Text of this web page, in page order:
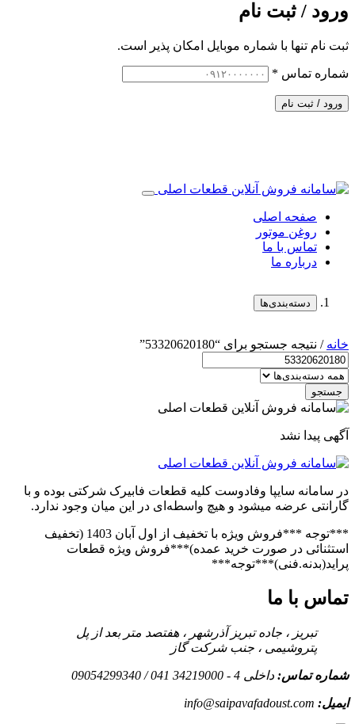
ورود / ثبت نام
ثبت نام تنها با شماره موبایل امکان پذیر است.
شماره تماس *
ورود / ثبت نام
صفحه اصلی
روغن موتور
تماس با ما
درباره ما
دسته‌بندی‌ها
خانه / نتیجه جستجو برای “53320620180”
جستجو
آگهی پیدا نشد
در سامانه سایپا وفادوست کلیه قطعات فابیرک شرکتی بوده و با
گارانتی عرضه میشود و هیچ واسطه‌ای در این میان وجود ندارد.
***توجه ***فروش ویژه با تخفیف از اول آبان 1403 (تخفیف
استثنائی در صورت خرید عمده)***فروش ویژه قطعات
پراید(بدنه.فنی)***توجه***
تماس با ما
تبریز ، جاده تبریز آذرشهر ، هفتصد متر بعد از پل
پتروشیمی ، جنب شرکت گاز
شماره تماس: داخلی 4 - 34219000 041 / 09054299340
ایمیل: info@saipavafadoust.com